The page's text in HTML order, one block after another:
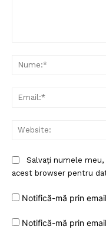
Salvați numele
acest browser pentru
Notifică-mă prin
Notifică-mă prin